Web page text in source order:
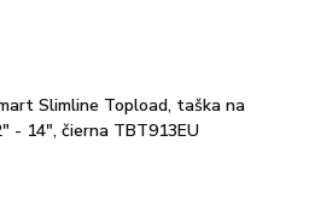
Slimline Topload, taška na
- 14", čierna TBT913EU